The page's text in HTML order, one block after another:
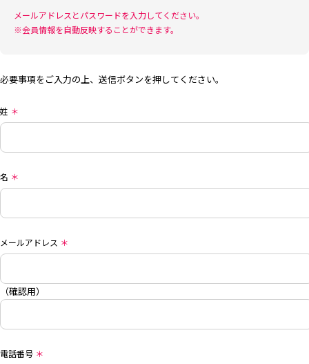
メールアドレスとパスワードを入力してください。
※会員情報を自動反映することができます。
必要事項をご入力の上、送信ボタンを押してください。
姓 ＊
名 ＊
メールアドレス ＊
（確認用）
電話番号 ＊